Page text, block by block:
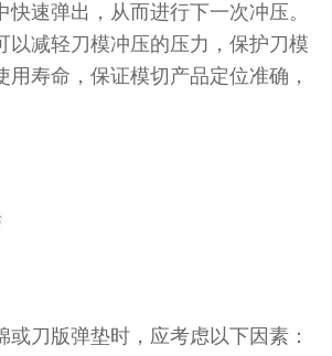
快速弹出，从而进行下一次冲压。
以减轻刀模冲压的压力，保护刀模
用寿命，保证模切产品定位准确，
或刀版弹垫时，应考虑以下因素：